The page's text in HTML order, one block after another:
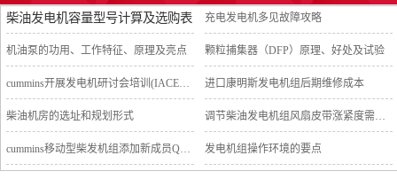
柴油发电机容量型号计算及选购表 充电发电机多见故障攻略
机油泵的功用、工作特征、原理及亮点 颗粒捕集器（DFP）原理、好处及试验
cummins开展发电机研讨会培训(IACET)认证工作 进口康明斯发电机组后期维修成本
柴油机房的选址和规划形式 调节柴油发电机组风扇皮带涨紧度需要注意哪些
cummins移动型柴发机组添加新成员QSB5-G11系列 发电机组操作环境的要点